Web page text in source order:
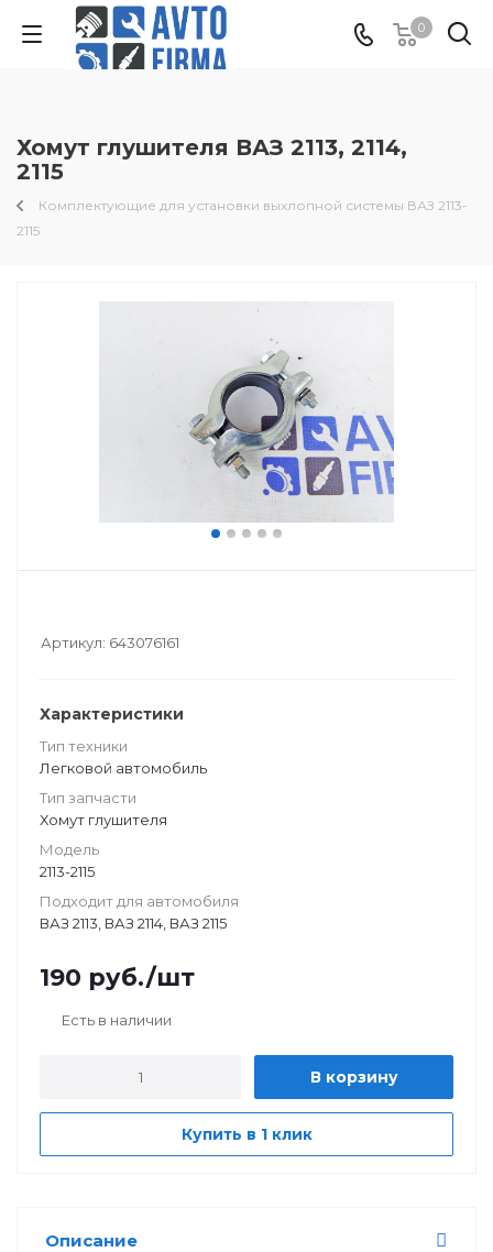
0
Хомут глушителя ВАЗ 2113, 2114,
2115
Комплектующие для установки выхлопной системы ВАЗ 2113-
2115
Артикул: 643076161
Характеристики
Тип техники
Легковой автомобиль
Тип запчасти
Хомут глушителя
Модель
2113-2115
Подходит для автомобиля
ВАЗ 2113, ВАЗ 2114, ВАЗ 2115
190 руб./шт
Есть в наличии
В корзину
Купить в 1 клик
Описание